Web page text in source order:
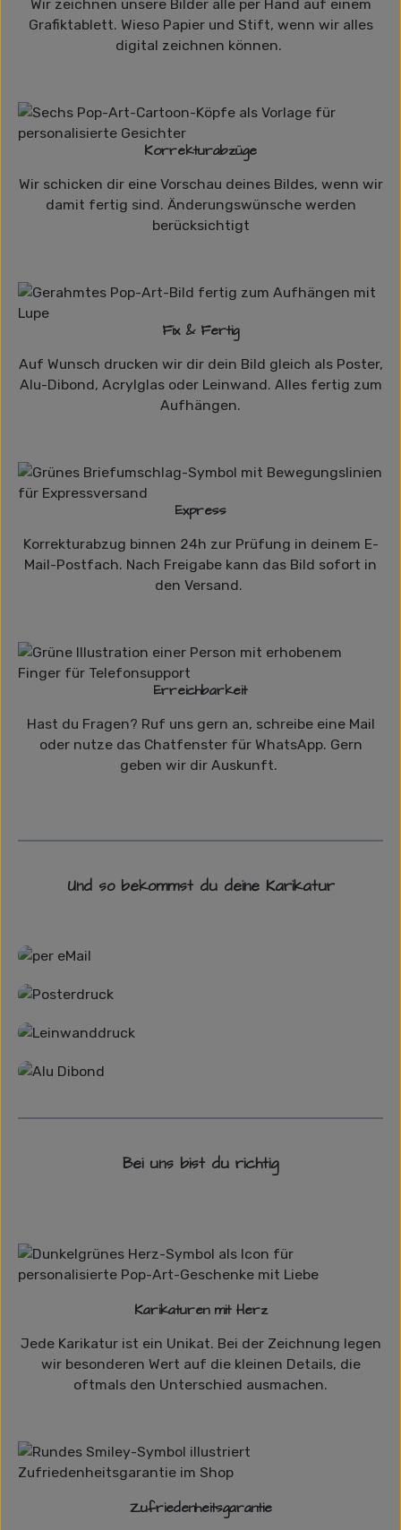
Wir zeichnen unsere Bilder alle per Hand auf einem
Grafiktablett. Wieso Papier und Stift, wenn wir alles
digital zeichnen können.
Korrekturabzüge
Wir schicken dir eine Vorschau deines Bildes, wenn wir
damit fertig sind. Änderungswünsche werden
berücksichtigt
Fix & Fertig
Auf Wunsch drucken wir dir dein Bild gleich als Poster,
Alu-Dibond, Acrylglas oder Leinwand. Alles fertig zum
Aufhängen.
Express
Korrekturabzug binnen 24h zur Prüfung in deinem E-
Mail-Postfach. Nach Freigabe kann das Bild sofort in
den Versand.
Erreichbarkeit
Hast du Fragen? Ruf uns gern an, schreibe eine Mail
oder nutze das Chatfenster für WhatsApp. Gern
geben wir dir Auskunft.
Und so bekommst du deine Karikatur
Bei uns bist du richtig
Karikaturen mit Herz
Jede Karikatur ist ein Unikat. Bei der Zeichnung legen
wir besonderen Wert auf die kleinen Details, die
oftmals den Unterschied ausmachen.
Zufriedenheitsgarantie